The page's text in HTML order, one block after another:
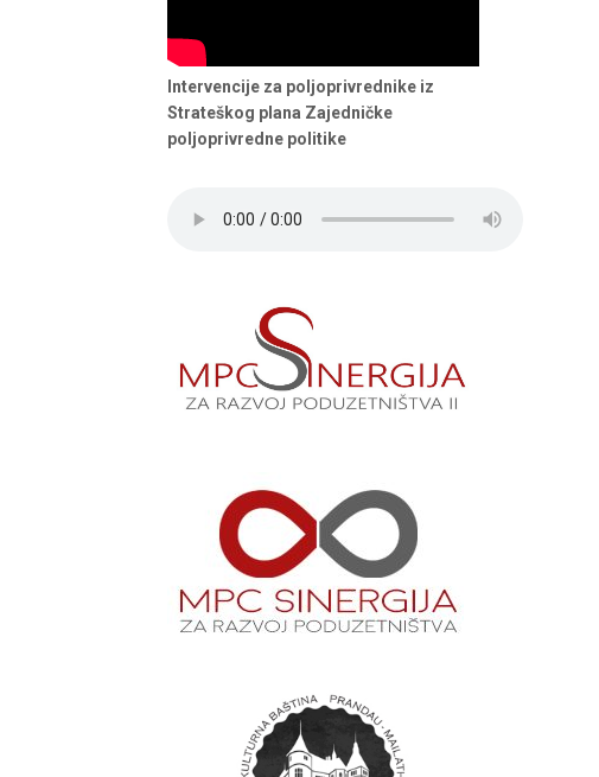
Intervencije za poljoprivrednike iz
Strateškog plana Zajedničke
poljoprivredne politike